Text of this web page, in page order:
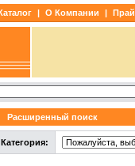
| О Компании |
Расширенный поиск
Категория: